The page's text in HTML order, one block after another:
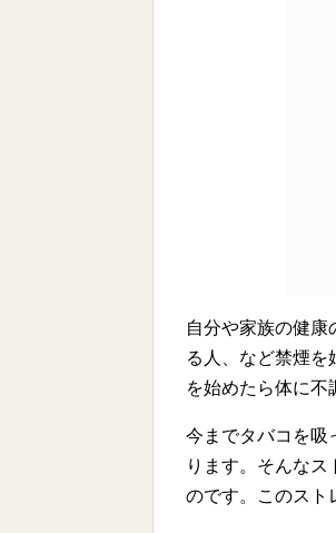
自分や家族の健
る人、など禁煙
を始めたら体に不
今までタバコを吸
ります。そんな
のです。このスト